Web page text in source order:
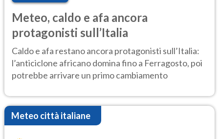
Meteo, caldo e afa ancora
protagonisti sull’Italia
Caldo e afa restano ancora protagonisti sull’Italia:
l’anticiclone africano domina fino a Ferragosto, poi
potrebbe arrivare un primo cambiamento
Meteo città italiane